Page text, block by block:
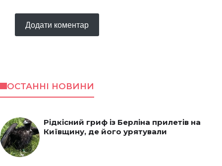
ОСТАННІ НОВИНИ
Рідкісний гриф із Берліна прилетів на
Київщину, де його урятували